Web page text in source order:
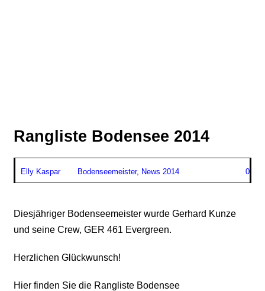
Rangliste Bodensee 2014
Elly Kaspar Bodenseemeister, News 2014 0
Diesjähriger Bodenseemeister wurde Gerhard Kunze
und seine Crew, GER 461 Evergreen.
Herzlichen Glückwunsch!
Hier finden Sie die Rangliste Bodensee